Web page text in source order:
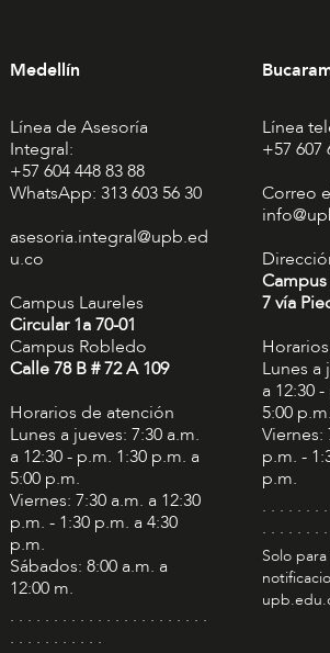
Medellín
Línea de Asesoría
Integral:
+57 604 448 83 88
WhatsApp: 313 603 56 30
asesoria.integral@upb.ed
u.co
Campus Laureles
Circular 1a 70-01
Campus Robledo
Calle 78 B # 72 A 109
Horarios de atención
Lunes a jueves: 7:30 a.m.
a 12:30 - p.m. 1:30 p.m. a
5:00 p.m.
Viernes: 7:30 a.m. a 12:30
p.m. - 1:30 p.m. a 4:30
p.m.
Sábados: 8:00 a.m. a
12:00 m.
. . . . . . . . . . . . . . . . . . . . . . .
. . . . . . . . . . .
Línea
+57 607
Correo
7 vía
Lunes a
a 12:30
5:00 p.m.
Viernes:
p.m. -
p.m.
. . . . . . .
. . . . . . .
Solo